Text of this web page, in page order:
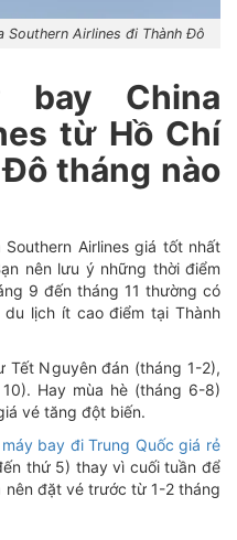
Southern Airlines đi Thành Đô
bay China
từ Hồ Chí
tháng nào
Airlines giá tốt nhất
nên lưu ý những thời điểm
9 đến tháng 11 thường có
lịch ít cao điểm tại Thành
Nguyên đán (tháng 1-2),
Hay mùa hè (tháng 6-8)
vé tăng đột biến.
máy bay đi Trung Quốc giá rẻ
thứ 5) thay vì cuối tuần để
nên đặt vé trước từ 1-2 tháng